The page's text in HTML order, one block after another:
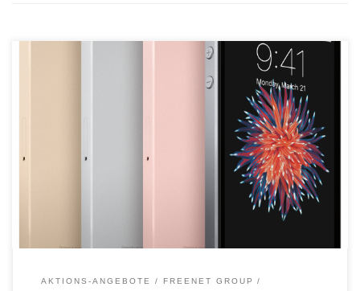
Preiskracher bei mobilcom-debitel – Das iPhone SE in allen Farben
sowie in der 32 GB und 128 GB Variante zum Top Preis von nur
279,99 Euro (32 GB) bzw. 379,99 Euro (128 GB) Der mobilcom-
debitel Preiskracher ist maximal gültig bis inklusive 02.05.2018 Das
AKTIONS-ANGEBOTE
FREENET GROUP